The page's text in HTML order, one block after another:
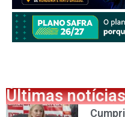
Últimas notícias